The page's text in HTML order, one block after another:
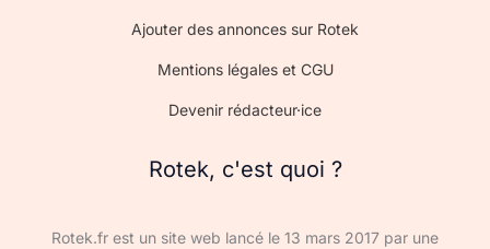
Ajouter des annonces sur Rotek
Mentions légales et CGU
Devenir rédacteur·ice
Rotek, c'est quoi ?
Rotek.fr est un site web lancé le 13 mars 2017 par une